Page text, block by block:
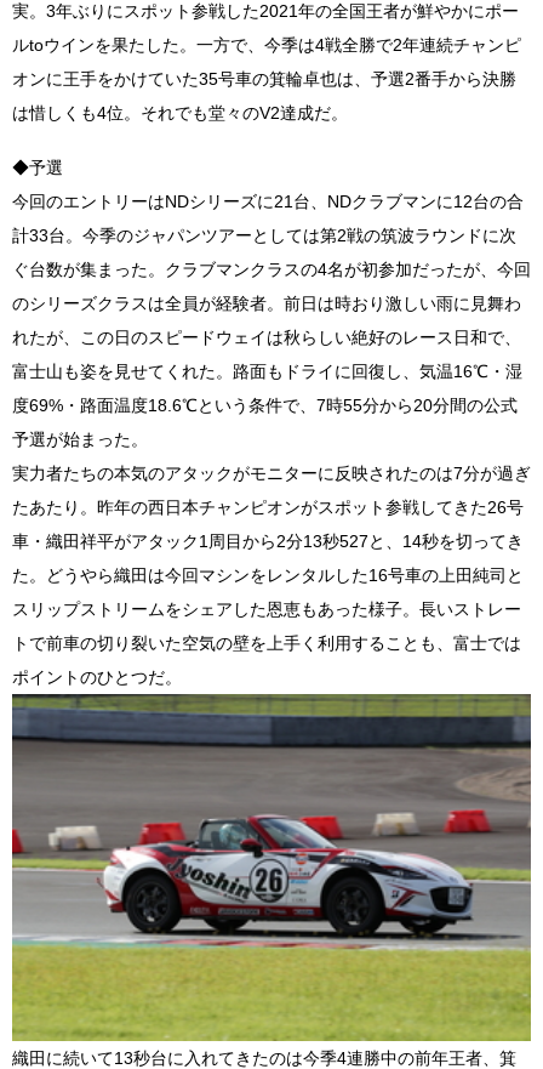
実。3年ぶりにスポット参戦した2021年の全国王者が鮮やかにポー
ルtoウインを果たした。一方で、今季は4戦全勝で2年連続チャンピ
オンに王手をかけていた35号車の箕輪卓也は、予選2番手から決勝
は惜しくも4位。それでも堂々のV2達成だ。
◆予選
今回のエントリーはNDシリーズに21台、NDクラブマンに12台の合
計33台。今季のジャパンツアーとしては第2戦の筑波ラウンドに次
ぐ台数が集まった。クラブマンクラスの4名が初参加だったが、今回
のシリーズクラスは全員が経験者。前日は時おり激しい雨に見舞わ
れたが、この日のスピードウェイは秋らしい絶好のレース日和で、
富士山も姿を見せてくれた。路面もドライに回復し、気温16℃・湿
度69%・路面温度18.6℃という条件で、7時55分から20分間の公式
予選が始まった。
実力者たちの本気のアタックがモニターに反映されたのは7分が過ぎ
たあたり。昨年の西日本チャンピオンがスポット参戦してきた26号
車・織田祥平がアタック1周目から2分13秒527と、14秒を切ってき
た。どうやら織田は今回マシンをレンタルした16号車の上田純司と
スリップストリームをシェアした恩恵もあった様子。長いストレー
トで前車の切り裂いた空気の壁を上手く利用することも、富士では
ポイントのひとつだ。
織田に続いて13秒台に入れてきたのは今季4連勝中の前年王者、箕